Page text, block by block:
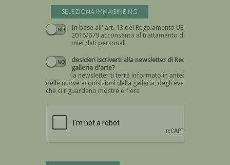
SELEZIONA IMMAGINE N.5
In base all' art. 13 del Regolamento UE n.
2016/679 acconsento al trattamento dei
miei dati personali
Devi dare il consenso
desideri iscriverti alla newsletter di Recta
galleria d'arte?
la newsletter ti terrà informato in anteprima
delle nuove acquisizioni della galleria, degli eventi
che ci riguardano mostre e fiere